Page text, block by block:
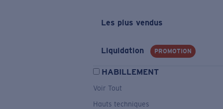
Les plus vendus
Liquidation PROMOTION
HABILLEMENT
Voir Tout
Hauts techniques